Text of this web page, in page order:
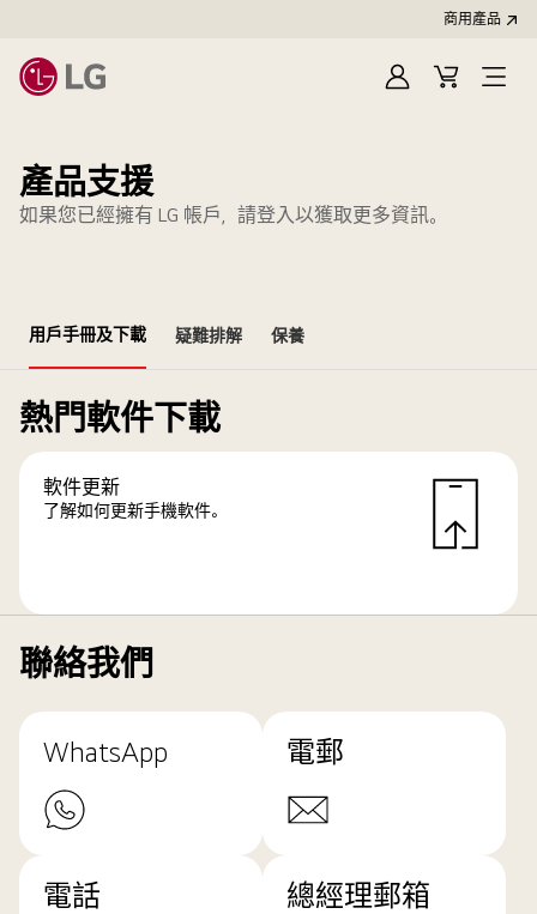
商用產品
登
購
產品支援
如果您已經擁有 LG 帳戶，請登入以獲取更多資訊。
用戶手冊及下載 疑難排解 保養
熱門軟件下載
軟件更新
了解如何更新手機軟件。
聯絡我們
WhatsApp 電郵
電話 總經理郵箱